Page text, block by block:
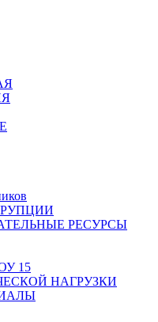
РЕСУРСЫ
15
НАГРУЗКИ